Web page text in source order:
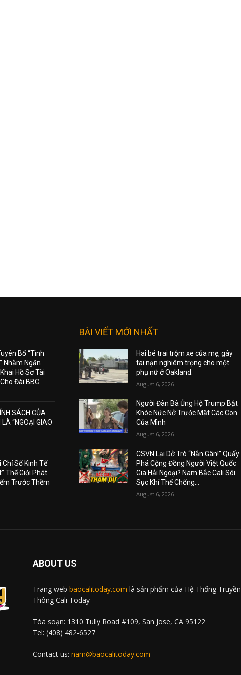
Bố “Tình
Nhằm Ngăn
Hồ Sơ Tài
Đài BBC
SÁCH CỦA
“NGOẠI GIAO
Số Kinh Tế
Thế Giới Phát
Trước Thềm
BÀI VIẾT MỚI NHẤT
Hai bé trai trộm xe của mẹ, gây
tai nạn nghiêm trọng cho một
phụ nữ ở Oakland.
August 6, 2026
Người Đàn Bà Ủng Hộ Trump Bật
Khóc Nức Nở Trước Mặt Các Con
Của Mình
August 6, 2026
CSVN Lại Dở Trò “Nắn Gân!” Quấy
Phá Cộng Đồng Người Việt Quốc
Gia Hải Ngoại? Nam Bắc Cali Sôi
Sục Khí Thế Chống...
August 6, 2026
ABOUT US
Trang web baocalitoday.com là sản phẩm của Hệ Thống Truyền
Thông Cali Today
Tòa soạn: 1310 Tully Road #109, San Jose, CA 95122
Tel: (408) 482-6527
Contact us: nam@baocalitoday.com